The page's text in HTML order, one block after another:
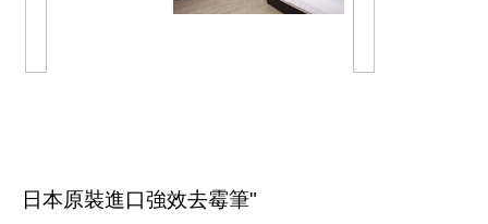
日本原裝進口強效去霉筆"